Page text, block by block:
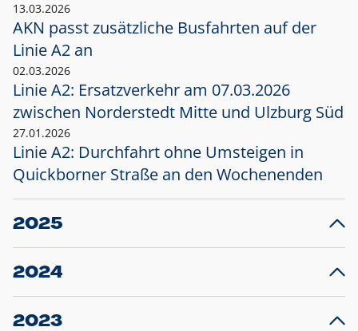
13.03.2026
AKN passt zusätzliche Busfahrten auf der
Linie A2 an
02.03.2026
Linie A2: Ersatzverkehr am 07.03.2026
zwischen Norderstedt Mitte und Ulzburg Süd
27.01.2026
Linie A2: Durchfahrt ohne Umsteigen in
Quickborner Straße an den Wochenenden
2025
23.12.2025
Projekt S5: Start der Bauarbeiten am
2024
10.12.2024
Großprojekt S5: Sperrung der Bahnstraße in
2023